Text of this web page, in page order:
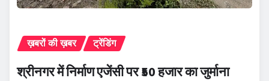
ख़बरों की ख़बर ट्रेंडिंग
श्रीनगर में निर्माण एजेंसी पर ₹50 हजार का जुर्माना